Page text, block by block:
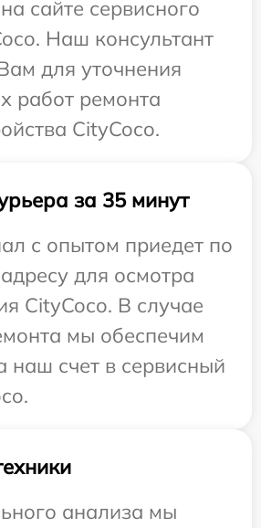
сайте сервисного
Наш консультант
для уточнения
работ ремонта
CityCoco.
за 35 минут
с опытом приедет по
для осмотра
CityCoco. В случае
мы обеспечим
наш счет в сервисный
анализа мы